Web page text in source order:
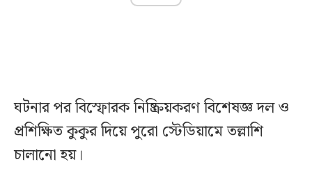
ঘটনার পর বিস্ফোরক নিষ্ক্রিয়করণ বিশেষজ্ঞ দল ও
প্রশিক্ষিত কুকুর দিয়ে পুরো স্টেডিয়ামে তল্লাশি
চালানো হয়।